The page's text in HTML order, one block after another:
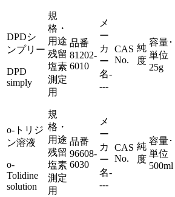
DPDシ
ンプリー
DPD
simply
規
格・
用途
残留
塩素
測定
用
品番
81202-
6010
メ
ー
カ
ー
名-
---
CAS
No.
純
度
容量･
単位
25g
o-トリジ
ン溶液
o-
Tolidine
solution
規
格・
用途
残留
塩素
測定
用
品番
96608-
6030
メ
ー
カ
ー
名-
---
CAS
No.
純
度
容量･
単位
500ml